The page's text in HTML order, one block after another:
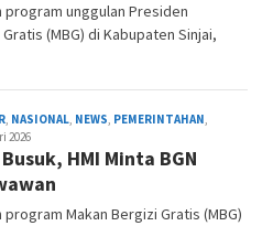
program unggulan Presiden
(MBG) di Kabupaten Sinjai,
, NASIONAL, NEWS, PEMERINTAHAN,
2026
HMI Minta BGN
Makan Bergizi Gratis (MBG)